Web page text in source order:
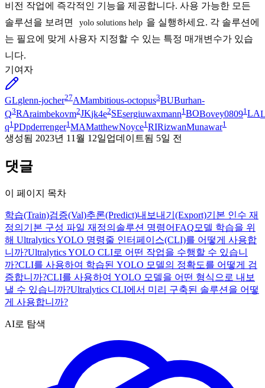
비전 작업에 즉각적인 기능을 제공합니다. 사용 가능한 모든
솔루션을 보려면
yolo solutions help 을 실행하세요. 각 솔루션에
는 필요에 맞게 사용자 지정할 수 있는 특정 매개변수가 있습
니다.
기여자
GLglenn-jocher27AMambitious-octopus3BUBurhan-
Q3RAraimbekovm2JKjk4e2SEsergiuwaxmann1 BOBovey08091 LA
q1 PDpderrenger1 MAMatthewNoyce1 RIRizwanMunawar1
생성됨 2023년 11월 12일업데이트됨 5일 전
댓글
이 페이지 목차
학습(Train)검증(Val)추론(Predict)내보내기(Export)기본 인수 재
정의 기본 구성 파일 재정의 솔루션 명령어FAQ 모델 학습을 위
해 Ultralytics YOLO 명령줄 인터페이스(CLI)를 어떻게 사용합
니까?Ultralytics YOLO CLI로 어떤 작업을 수행할 수 있습니
까?CLI를 사용하여 학습된 YOLO 모델의 정확도를 어떻게 검
증합니까?CLI를 사용하여 YOLO 모델을 어떤 형식으로 내보
낼 수 있습니까?Ultralytics CLI에서 미리 구축된 솔루션을 어떻
게 사용합니까?
AI로 탐색